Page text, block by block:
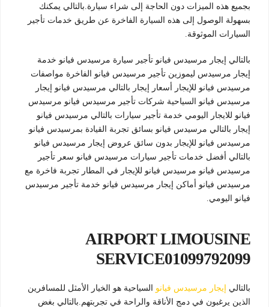
بجميع هذه الميزات دون الحاجة إلى شراء سيارة.بالتالي يمكنك
بسهولة الوصول إلى هذه السيارة الفاخرة عن طريق خدمات تأجير
السيارات الموثوقة.
بالتالي إيجار مرسيدس فيانو تأجير سيارة مرسيدس فيانو خدمة
إيجار مرسيدس ليموزين تأجير مرسيدس فيانو الفاخرة مواصفات
مرسيدس فيانو للإيجار أسعار إيجار بالتالي مرسيدس فيانو إيجار
مرسيدس فيانو السياحية شركات تأجير مرسيدس فيانو مرسيدس
فيانو للايجار اليومي خدمة تأجير سيارات بالتالي مرسيدس فيانو
إيجار بالتالي مرسيدس فيانو بسائق تجربة القيادة بمرسيدس فيانو
مرسيدس فيانو للإيجار بدون سائق عروض إيجار مرسيدس فيانو
بالتالي أفضل خدمات تأجير سيارات مرسيدس فيانو سعر تأجير
مرسيدس فيانو مرسيدس فيانو للإيجار في المطار تجربة فاخرة مع
مرسيدس فيانو أماكن إيجار مرسيدس فيانو خدمة تأجير مرسيدس
فيانو اليومي.
AIRPORT LIMOUSINE
SERVICE01099792099
بالتالي إيجار مرسيدس فيانو السياحية هو الخيار الأمثل للمسافرين
الذين يرغبون في دمج الأناقة والراحة في تجربتهم.بالتالي بغض